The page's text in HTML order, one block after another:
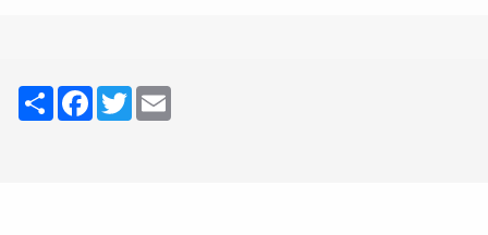
Share Facebook
Twitter